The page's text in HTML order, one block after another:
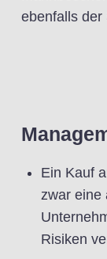
ebenfalls der
Ein Kauf
zwar eine
Risiken